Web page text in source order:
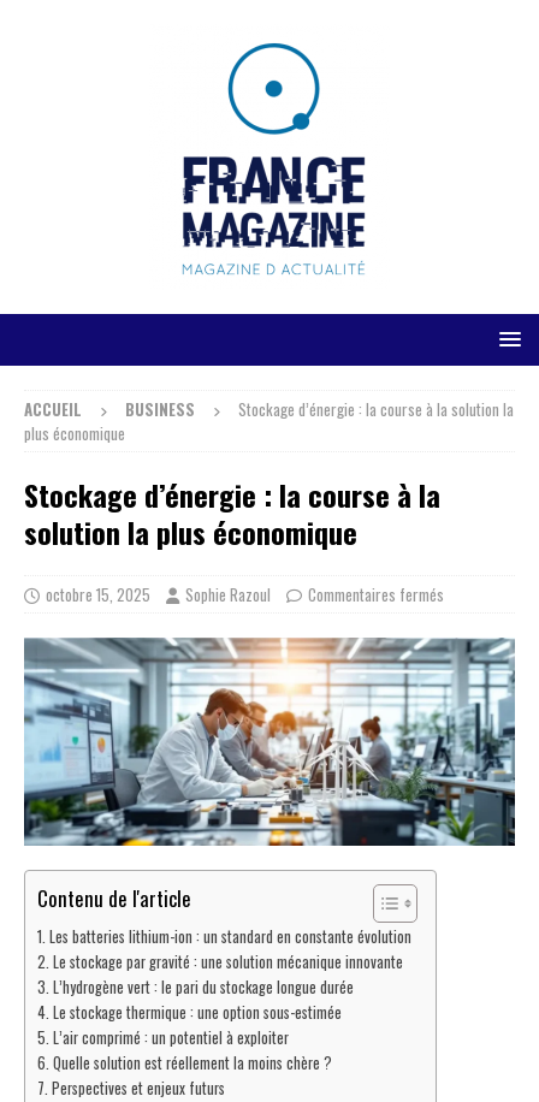
ACCUEIL BUSINESS
Stockage d’énergie : la course à la solution la
plus économique
Stockage d’énergie : la course à la
solution la plus économique
octobre 15, 2025 Sophie Razoul Commentaires fermés
Contenu de l'article
Les batteries lithium-ion : un standard en constante évolution
Le stockage par gravité : une solution mécanique innovante
L’hydrogène vert : le pari du stockage longue durée
Le stockage thermique : une option sous-estimée
L’air comprimé : un potentiel à exploiter
Quelle solution est réellement la moins chère ?
Perspectives et enjeux futurs